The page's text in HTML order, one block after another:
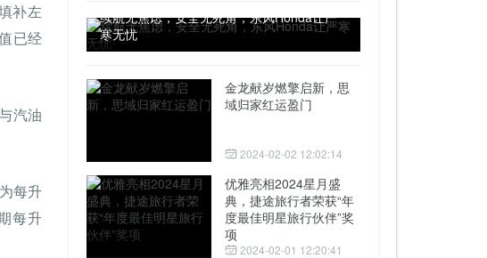
补左
已经
汽油
每升
每升
续航无焦虑，安全无死角，东风Honda让严
寒无忧
金龙献岁燃擎启新，思
域归家红运盈门
2024-02-02 12:02:14
优雅亮相2024星月盛
典，捷途旅行者荣获“年
度最佳明星旅行伙伴”奖
项
2024-02-01 12:20:41